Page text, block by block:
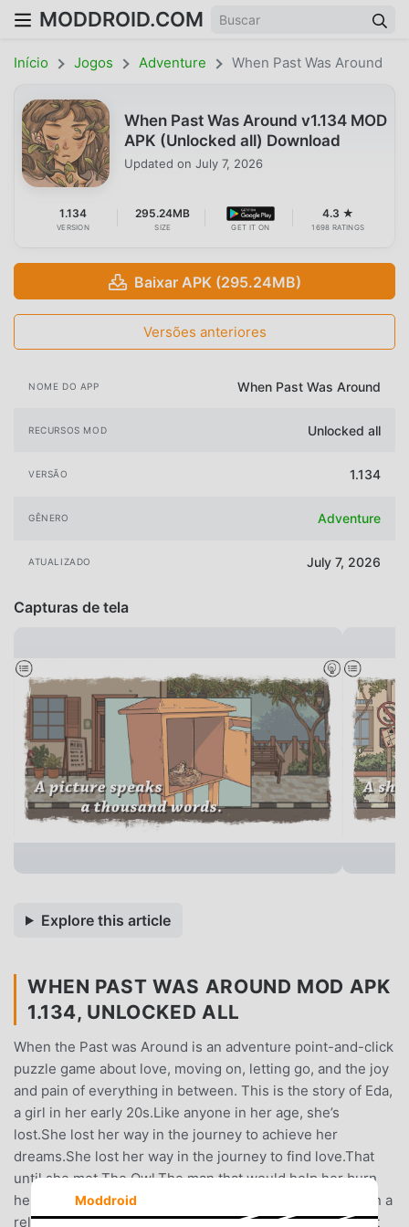
MODDROID.COM
Início Jogos Adventure When Past Was Around
When Past Was Around v1.134 MOD
APK (Unlocked all) Download
Updated on July 7, 2026
1.134
VERSION
295.24MB
SIZE GET IT ON
4.3 ★
1698 RATINGS
Baixar APK (295.24MB)
Versões anteriores
NOME DO APP When Past Was Around
RECURSOS MOD Unlocked all
VERSÃO 1.134
GÊNERO Adventure
ATUALIZADO July 7, 2026
Capturas de tela
Explore this article
WHEN PAST WAS AROUND MOD APK
1.134, UNLOCKED ALL
When the Past was Around is an adventure point-and-click
puzzle game about love, moving on, letting go, and the joy
and pain of everything in between. This is the story of Eda,
a girl in her early 20s.Like anyone in her age, she’s
lost.She lost her way in the journey to achieve her
dreams.She lost her way in the journey to find love.That
until she met The Owl.The man that would help her burn
her passion,the man that would help her find the spark in a
relationship,and also the man that would teach her about
Moddroid